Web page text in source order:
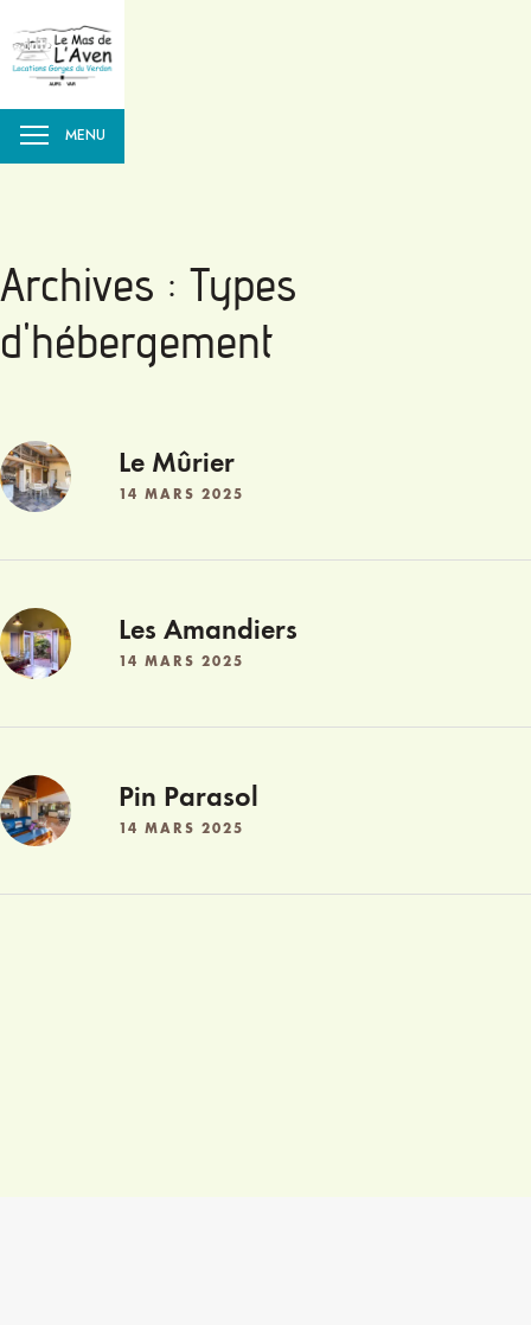
Archives : Types
d'hébergement
Le Mûrier
14 MARS 2025
Les Amandiers
14 MARS 2025
Pin Parasol
14 MARS 2025
MENU